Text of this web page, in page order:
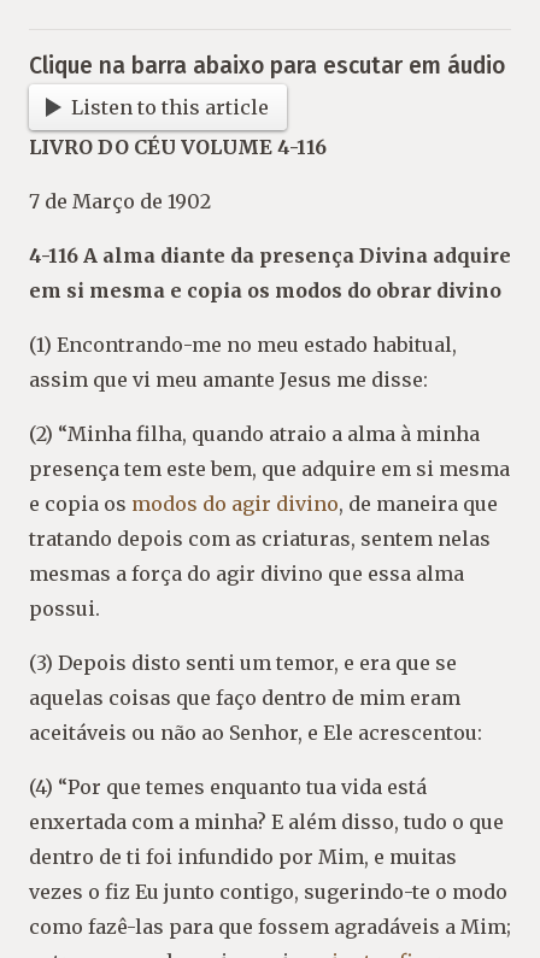
Clique na barra abaixo para escutar em áudio
Listen to this article
LIVRO DO CÉU VOLUME 4-116
7 de Março de 1902
4-116 A alma diante da presença Divina adquire
em si mesma e copia os modos do obrar divino
(1) Encontrando-me no meu estado habitual,
assim que vi meu amante Jesus me disse:
(2) “Minha filha, quando atraio a alma à minha
presença tem este bem, que adquire em si mesma
e copia os modos do agir divino, de maneira que
tratando depois com as criaturas, sentem nelas
mesmas a força do agir divino que essa alma
possui.
(3) Depois disto senti um temor, e era que se
aquelas coisas que faço dentro de mim eram
aceitáveis ou não ao Senhor, e Ele acrescentou:
(4) “Por que temes enquanto tua vida está
enxertada com a minha? E além disso, tudo o que
dentro de ti foi infundido por Mim, e muitas
vezes o fiz Eu junto contigo, sugerindo-te o modo
como fazê-las para que fossem agradáveis a Mim;